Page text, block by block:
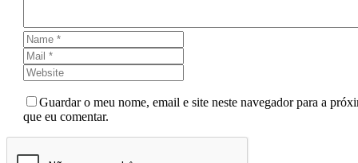
Guardar o meu nome, email e site neste navegador para a
que eu comentar.